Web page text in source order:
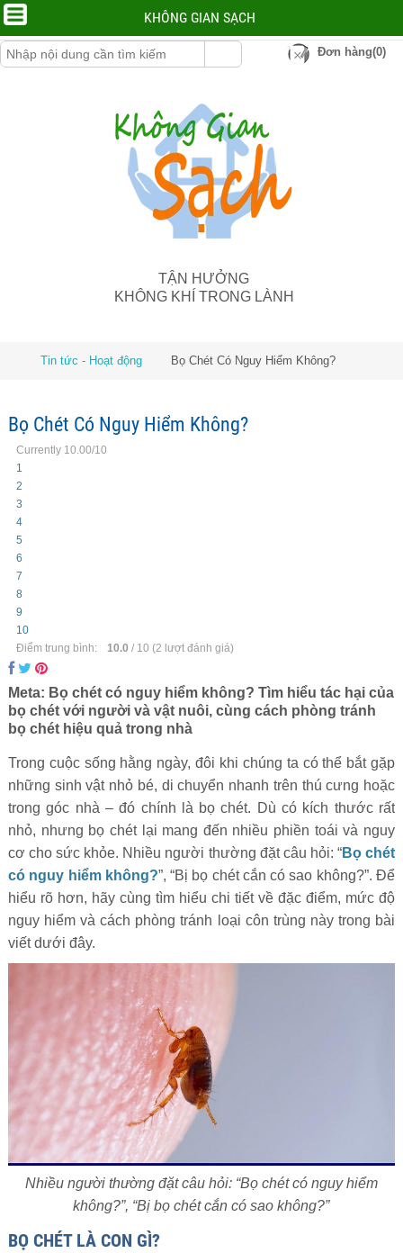
KHÔNG GIAN SẠCH
Đơn hàng(0)
TẬN HƯỞNG
KHÔNG KHÍ TRONG LÀNH
Tin tức - Hoạt động Bọ Chét Có Nguy Hiểm Không?
Bọ Chét Có Nguy Hiểm Không?
Currently 10.00/10
1
2
3
4
5
6
7
8
9
10
Điểm trung bình:
10.0 / 10 (2 lượt đánh giá)
Meta: Bọ chét có nguy hiểm không? Tìm hiểu tác hại của
bọ chét với người và vật nuôi, cùng cách phòng tránh
bọ chét hiệu quả trong nhà
Trong cuộc sống hằng ngày, đôi khi chúng ta có thể bắt gặp
những sinh vật nhỏ bé, di chuyển nhanh trên thú cưng hoặc
trong góc nhà – đó chính là bọ chét. Dù có kích thước rất
nhỏ, nhưng bọ chét lại mang đến nhiều phiền toái và nguy
cơ cho sức khỏe. Nhiều người thường đặt câu hỏi: “Bọ chét
có nguy hiểm không?”, “Bị bọ chét cắn có sao không?”. Để
hiểu rõ hơn, hãy cùng tìm hiểu chi tiết về đặc điểm, mức độ
nguy hiểm và cách phòng tránh loại côn trùng này trong bài
viết dưới đây.
Nhiều người thường đặt câu hỏi: “Bọ chét có nguy hiểm
không?”, “Bị bọ chét cắn có sao không?”
BỌ CHÉT LÀ CON GÌ?